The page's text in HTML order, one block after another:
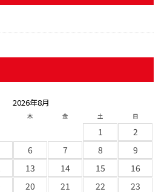
2026年8月
木 金 土 日
1
2
6 7 8
9
13 14 15
16
20 21 22
23